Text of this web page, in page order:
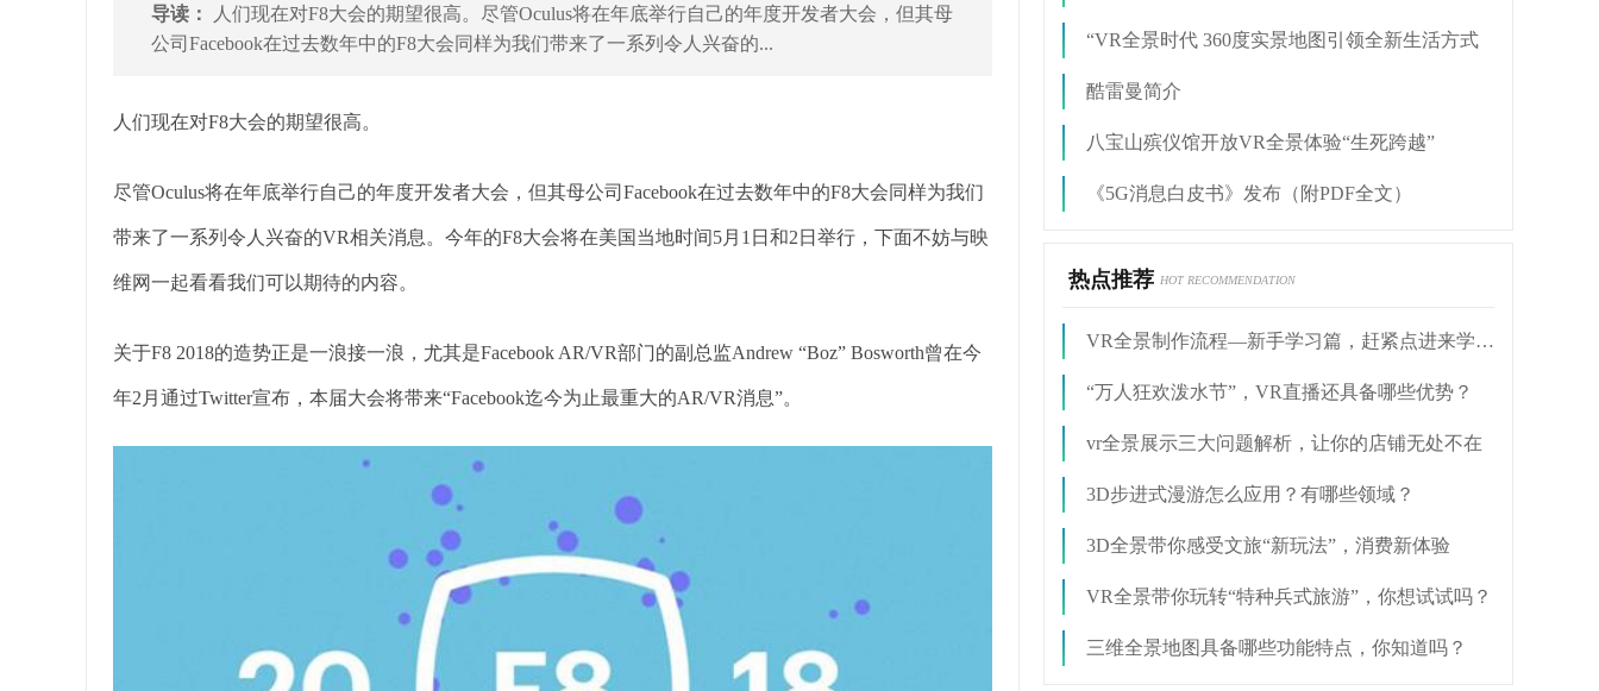
导读：
人们现在对F8大会的期望很高。尽管Oculus将在年底举行自己的年度开发者大会，但其母
公司Facebook在过去数年中的F8大会同样为我们带来了一系列令人兴奋的...
人们现在对F8大会的期望很高。
尽管Oculus将在年底举行自己的年度开发者大会，但其母公司Facebook在过去数年中的F8大会同样为我们
带来了一系列令人兴奋的VR相关消息。今年的F8大会将在美国当地时间5月1日和2日举行，下面不妨与映
维网一起看看我们可以期待的内容。
关于F8 2018的造势正是一浪接一浪，尤其是Facebook AR/VR部门的副总监Andrew “Boz” Bosworth曾在今
年2月通过Twitter宣布，本届大会将带来“Facebook迄今为止最重大的AR/VR消息”。
“VR全景时代 360度实景地图引领全新生活方式
酷雷曼简介
八宝山殡仪馆开放VR全景体验“生死跨越”
《5G消息白皮书》发布（附PDF全文）
热点推荐 HOT RECOMMENDATION
VR全景制作流程—新手学习篇，赶紧点进来学习！
“万人狂欢泼水节”，VR直播还具备哪些优势？
vr全景展示三大问题解析，让你的店铺无处不在
3D步进式漫游怎么应用？有哪些领域？
3D全景带你感受文旅“新玩法”，消费新体验
VR全景带你玩转“特种兵式旅游”，你想试试吗？
三维全景地图具备哪些功能特点，你知道吗？